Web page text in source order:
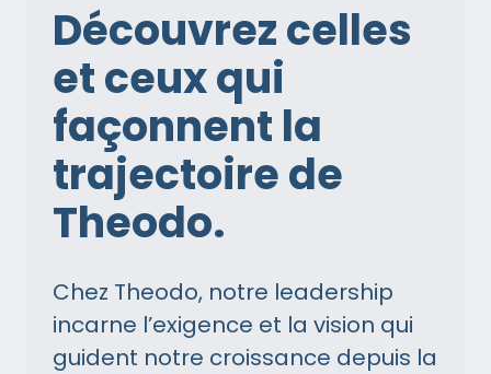
Découvrez celles
et ceux qui
façonnent la
trajectoire de
Theodo.
Chez Theodo, notre leadership
incarne l’exigence et la vision qui
guident notre croissance depuis la